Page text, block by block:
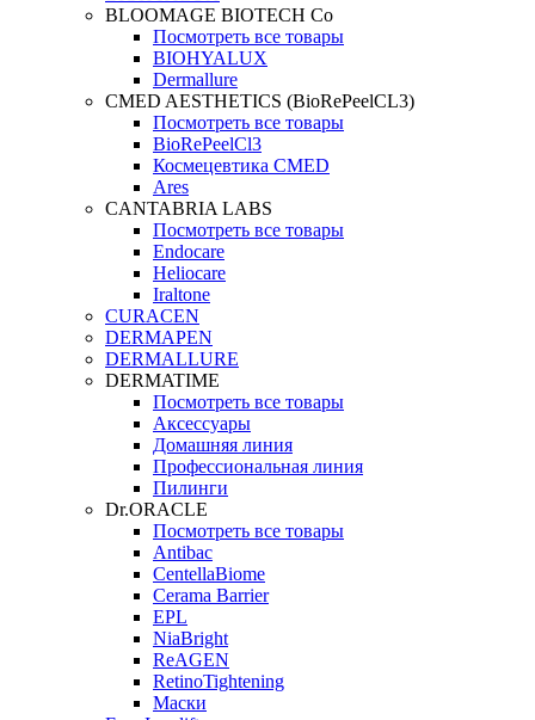
BLOOMAGE BIOTECH Co
Посмотреть все товары
BIOHYALUX
Dermallure
CMED AESTHETICS (BioRePeelCL3)
Посмотреть все товары
BioRePeelCl3
Космецевтика CMED
Ares
CANTABRIA LABS
Посмотреть все товары
Endocare
Heliocare
Iraltone
CURACEN
DERMAPEN
DERMALLURE
DERMATIME
Посмотреть все товары
Аксессуары
Домашняя линия
Профессиональная линия
Пилинги
Dr.ORACLE
Посмотреть все товары
Antibac
CentellaBiome
Cerama Barrier
EPL
NiaBright
ReAGEN
RetinoTightening
Маски